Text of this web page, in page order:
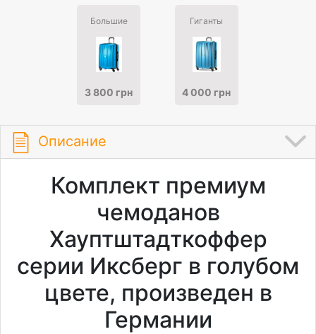
Большие
3 800 грн
Гиганты
4 000 грн
Описание
Комплект премиум
чемоданов
Хауптштадткоффер
серии Иксберг в голубом
цвете, произведен в
Германии